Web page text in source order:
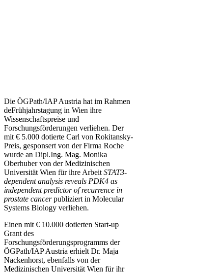
Die ÖGPath/IAP Austria hat im Rahmen
deFrühjahrstagung in Wien ihre
Wissenschaftspreise und
Forschungsförderungen verliehen. Der
mit € 5.000 dotierte Carl von Rokitansky-
Preis, gesponsert von der Firma Roche
wurde an Dipl.Ing. Mag. Monika
Oberhuber von der Medizinischen
Universität Wien für ihre Arbeit STAT3-
dependent analysis reveals PDK4 as
independent predictor of recurrence in
prostate cancerpubliziert in Molecular
Systems Biology verliehen.
Einen mit € 10.000 dotierten Start-up
Grant des
Forschungsförderungsprogramms der
ÖGPath/IAP Austria erhielt Dr. Maja
Nackenhorst, ebenfalls von der
Medizinischen Universität Wien für ihr